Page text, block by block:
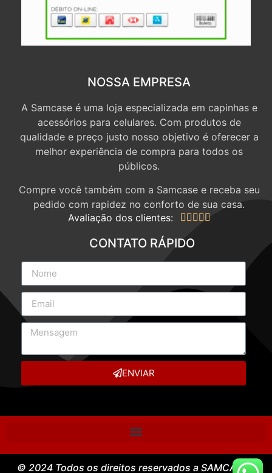
NOSSA EMPRESA
A Samcase é uma loja especializada em capinhas e
acessórios para celulares. Com produtos de
qualidade e preço justo nosso objetivo é oferecer a
melhor experiência de compra para todos os
públicos.
Compre você também com a Samcase e receba seu
pedido com rapidez no conforto de sua casa.
Avaliação dos clientes:
    
CONTATO RÁPIDO
ENVIAR
© 2024 Todos os direitos reservados a SAMCASE –